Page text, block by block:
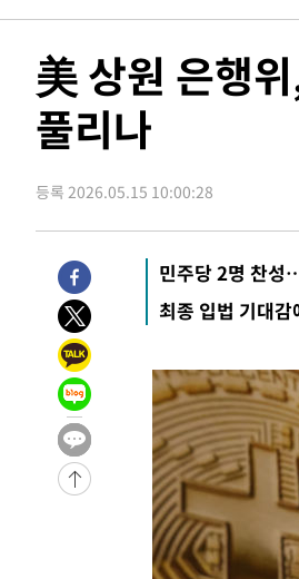
-24079초 전 >여수 오동도 해상서 모
주 날씨]
-17324초 전 >축구협회 "압수수색·성
-15841초 전 >
[속보]'압수수색·성접대
송"
-4462초 전 >'최고 37도' 폭염 지속…강
-29479초 전 >백운산서 80년근 천종산
-27189초 전 >선재도서 해루질 나섰다
-24723초 전 >
남자 농구, 나고야 아시
-24099초 전 >
여수 오동도 해상서 모
-20326초 전 >
극한폭염 한풀 꺾이지
주 날씨]
-17344초 전 >
-15861초 전 >
[속보]'압수수색·성접대
-4482초 전 >
'최고 37도' 폭염 지속…
39분 전 >
[속보]뉴욕증시 상승 마감
美 상원 은행
풀리나
등록 2026.05.15 10:00:28
민주당 2명 찬성
최종 입법 기대